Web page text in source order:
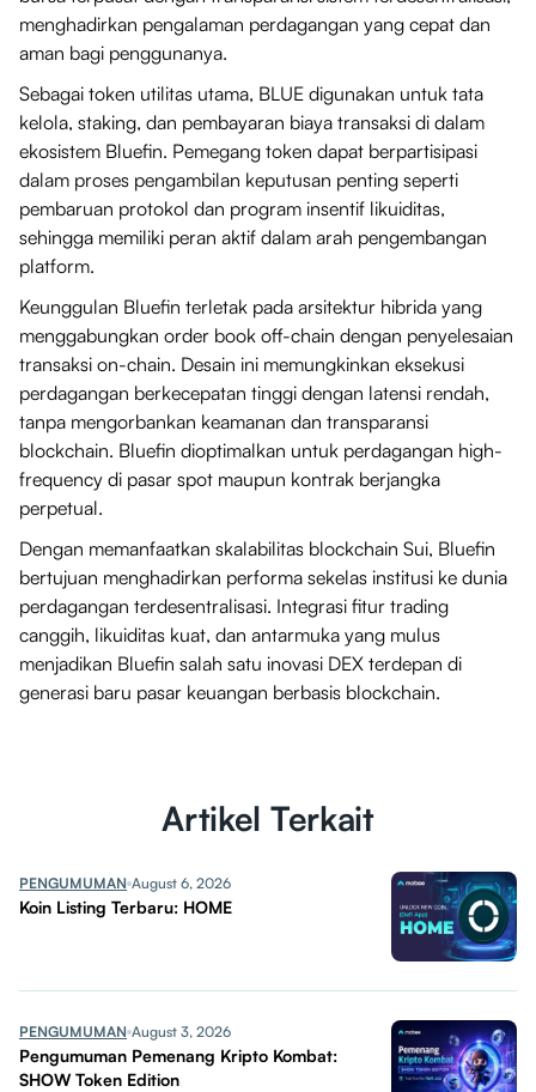
menghadirkan pengalaman perdagangan yang cepat dan
aman bagi penggunanya.
Sebagai token utilitas utama, BLUE digunakan untuk tata
kelola, staking, dan pembayaran biaya transaksi di dalam
ekosistem Bluefin. Pemegang token dapat berpartisipasi
dalam proses pengambilan keputusan penting seperti
pembaruan protokol dan program insentif likuiditas,
sehingga memiliki peran aktif dalam arah pengembangan
platform.
Keunggulan Bluefin terletak pada arsitektur hibrida yang
menggabungkan order book off-chain dengan penyelesaian
transaksi on-chain. Desain ini memungkinkan eksekusi
perdagangan berkecepatan tinggi dengan latensi rendah,
tanpa mengorbankan keamanan dan transparansi
blockchain. Bluefin dioptimalkan untuk perdagangan high-
frequency di pasar spot maupun kontrak berjangka
perpetual.
Dengan memanfaatkan skalabilitas blockchain Sui, Bluefin
bertujuan menghadirkan performa sekelas institusi ke dunia
perdagangan terdesentralisasi. Integrasi fitur trading
canggih, likuiditas kuat, dan antarmuka yang mulus
menjadikan Bluefin salah satu inovasi DEX terdepan di
generasi baru pasar keuangan berbasis blockchain.
Artikel Terkait
PENGUMUMAN August 6, 2026
Koin Listing Terbaru: HOME
PENGUMUMAN August 3, 2026
Pengumuman Pemenang Kripto Kombat:
SHOW Token Edition